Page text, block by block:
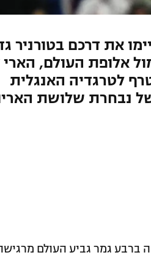
את דרכם בטורניר
אלופת העולם, הארי
לטרגדיה האנגלית
נבחרת שלושת
גמר גביע העולם